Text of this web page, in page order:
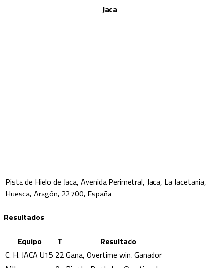
Jaca
Pista de Hielo de Jaca, Avenida Perimetral, Jaca, La Jacetania,
Huesca, Aragón, 22700, España
Resultados
Equipo T
Resultado
C. H. JACA U15 22 Gana, Overtime win, Ganador